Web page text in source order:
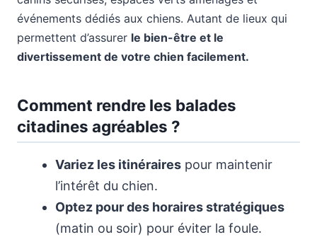
événements dédiés aux chiens. Autant de lieux qui
permettent d’assurer le bien-être et le
divertissement de votre chien facilement.
Comment rendre les balades
citadines agréables ?
Variez les itinéraires pour maintenir
l’intérêt du chien.
Optez pour des horaires stratégiques
(matin ou soir) pour éviter la foule.